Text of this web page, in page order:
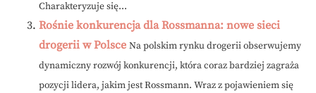
Charakteryzuje się...
Rośnie konkurencja dla Rossmanna: nowe sieci
drogerii w Polsce Na polskim rynku drogerii obserwujemy
dynamiczny rozwój konkurencji, która coraz bardziej zagraża
pozycji lidera, jakim jest Rossmann. Wraz z pojawieniem się